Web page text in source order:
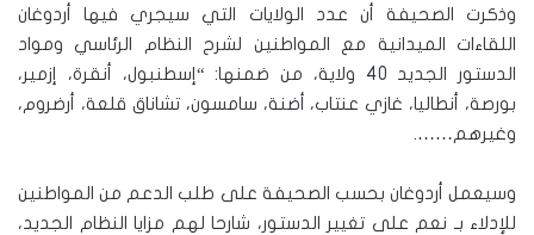
وذكرت الصحيفة أن عدد الولايات التي سيجري فيها أردوغان
اللقاءات الميدانية مع المواطنين لشرح النظام الرئاسي ومواد
الدستور الجديد 40 ولاية، من ضمنها: “إسطنبول، أنقرة، إزمير،
بورصة، أنطاليا، غازي عنتاب، أضنة، سامسون، تشاناق قلعة، أرضروم،
وغيرهم…….
وسيعمل أردوغان بحسب الصحيفة على طلب الدعم من المواطنين
للإدلاء بـ نعم على تغيير الدستور، شارحا لهم مزايا النظام الجديد،